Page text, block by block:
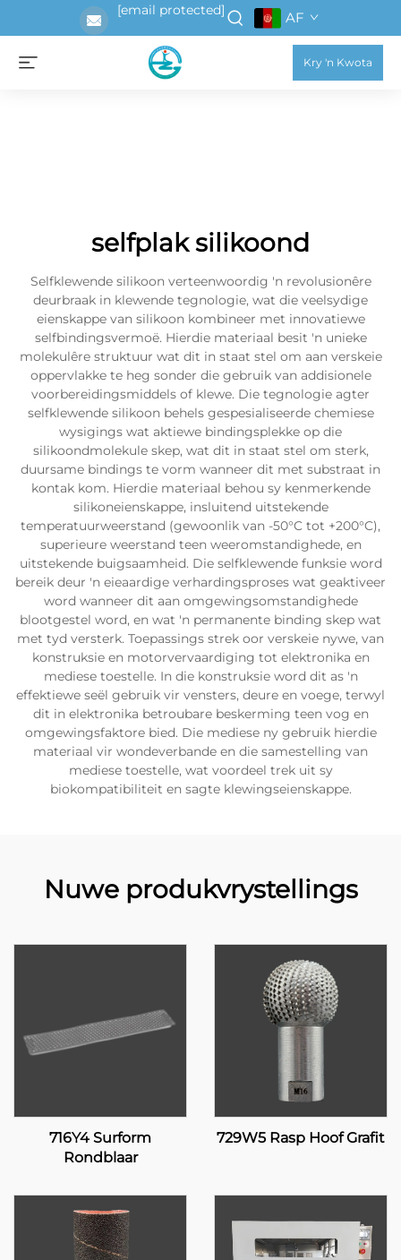
[email protected] AF
Kry 'n Kwota
selfplak silikoond
Selfklewende silikoon verteenwoordig 'n revolusionêre
deurbraak in klewende tegnologie, wat die veelsydige
eienskappe van silikoon kombineer met innovatiewe
selfbindingsvermoë. Hierdie materiaal besit 'n unieke
molekulêre struktuur wat dit in staat stel om aan verskeie
oppervlakke te heg sonder die gebruik van addisionele
voorbereidingsmiddels of klewe. Die tegnologie agter
selfklewende silikoon behels gespesialiseerde chemiese
wysigings wat aktiewe bindingsplekke op die
silikoondmolekule skep, wat dit in staat stel om sterk,
duursame bindings te vorm wanneer dit met substraat in
kontak kom. Hierdie materiaal behou sy kenmerkende
silikoneienskappe, insluitend uitstekende
temperatuurweerstand (gewoonlik van -50°C tot +200°C),
superieure weerstand teen weeromstandighede, en
uitstekende buigsaamheid. Die selfklewende funksie word
bereik deur 'n eieaardige verhardingsproses wat geaktiveer
word wanneer dit aan omgewingsomstandighede
blootgestel word, en wat 'n permanente binding skep wat
met tyd versterk. Toepassings strek oor verskeie nywe, van
konstruksie en motorvervaardiging tot elektronika en
mediese toestelle. In die konstruksie word dit as 'n
effektiewe seël gebruik vir vensters, deure en voege, terwyl
dit in elektronika betroubare beskerming teen vog en
omgewingsfaktore bied. Die mediese ny gebruik hierdie
materiaal vir wondeverbande en die samestelling van
mediese toestelle, wat voordeel trek uit sy
biokompatibiliteit en sagte klewingseienskappe.
Nuwe produkvrystellings
716Y4 Surform
Rondblaar
729W5 Rasp Hoof Grafit